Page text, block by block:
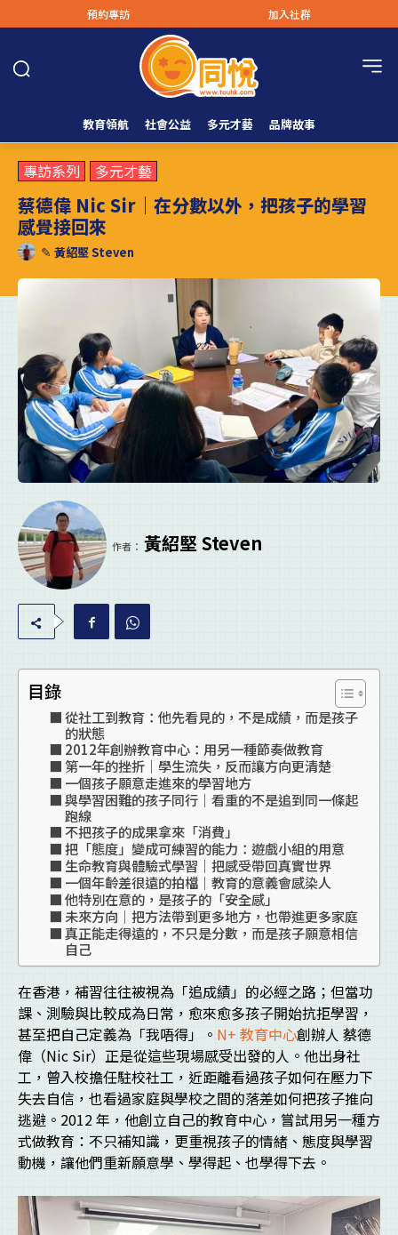
預約專訪 加入社群
教育領航 社會公益 多元才藝 品牌故事
專訪系列 多元才藝
蔡德偉 Nic Sir｜在分數以外，把孩子的學習
感覺接回來
✎ 黃紹堅 Steven
作者： 黃紹堅 Steven
目錄
從社工到教育：他先看見的，不是成績，而是孩子
的狀態
2012年創辦教育中心：用另一種節奏做教育
第一年的挫折｜學生流失，反而讓方向更清楚
一個孩子願意走進來的學習地方
與學習困難的孩子同行｜看重的不是追到同一條起
跑線
不把孩子的成果拿來「消費」
把「態度」變成可練習的能力：遊戲小組的用意
生命教育與體驗式學習｜把感受帶回真實世界
一個年齡差很遠的拍檔｜教育的意義會感染人
他特別在意的，是孩子的「安全感」
未來方向｜把方法帶到更多地方，也帶進更多家庭
真正能走得遠的，不只是分數，而是孩子願意相信
自己
在香港，補習往往被視為「追成績」的必經之路；但當功
課、測驗與比較成為日常，愈來愈多孩子開始抗拒學習，
甚至把自己定義為「我唔得」。 N+ 教育中心創辦人 蔡德
偉（Nic Sir）正是從這些現場感受出發的人。他出身社
工，曾入校擔任駐校社工，近距離看過孩子如何在壓力下
失去自信，也看過家庭與學校之間的落差如何把孩子推向
逃避。2012 年，他創立自己的教育中心，嘗試用另一種方
式做教育：不只補知識，更重視孩子的情緒、態度與學習
動機，讓他們重新願意學、學得起、也學得下去。